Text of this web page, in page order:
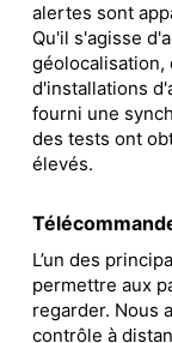
alertes sont
Qu'il s'agisse
géolocalisation,
d'installations
fourni une
des tests ont
élevés.
L’un des
permettre aux
regarder. Nous
contrôle à